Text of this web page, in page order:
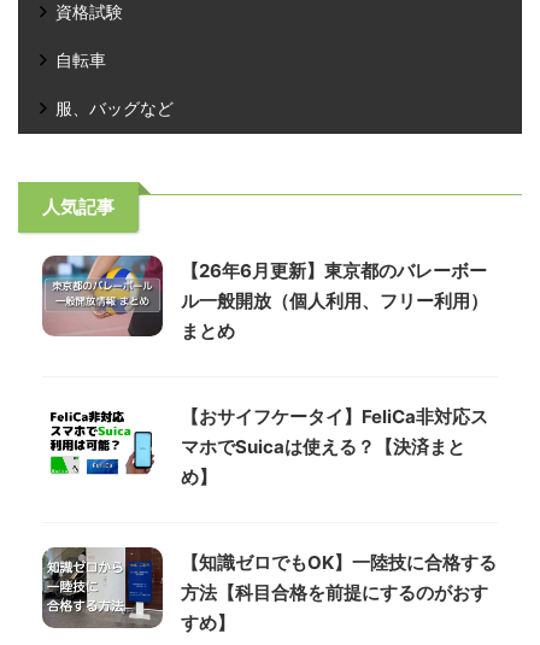
資格試験
自転車
服、バッグなど
人気記事
【26年6月更新】東京都のバレーボー
ル一般開放（個人利用、フリー利用）
まとめ
【おサイフケータイ】FeliCa非対応ス
マホでSuicaは使える？【決済まと
め】
【知識ゼロでもOK】一陸技に合格する
方法【科目合格を前提にするのがおす
すめ】